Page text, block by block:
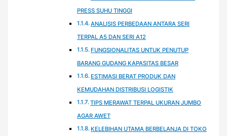
PRESS SUHU TINGGI
ANALISIS PERBEDAAN ANTARA SERI
TERPAL A5 DAN SERI A12
FUNGSIONALITAS UNTUK PENUTUP
BARANG GUDANG KAPASITAS BESAR
ESTIMASI BERAT PRODUK DAN
KEMUDAHAN DISTRIBUSI LOGISTIK
TIPS MERAWAT TERPAL UKURAN JUMBO
AGAR AWET
KELEBIHAN UTAMA BERBELANJA DI TOKO